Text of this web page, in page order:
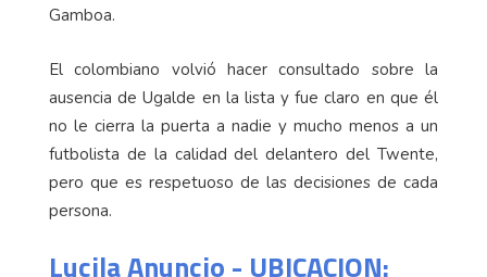
Gamboa.
El colombiano volvió hacer consultado sobre la
ausencia de Ugalde en la lista y fue claro en que él
no le cierra la puerta a nadie y mucho menos a un
futbolista de la calidad del delantero del Twente,
pero que es respetuoso de las decisiones de cada
persona.
Lucila Anuncio - UBICACION: